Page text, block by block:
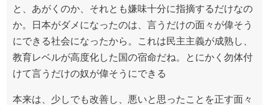
と、あがくのか、それとも嫌味十分に指摘するだけなの
か。日本がダメになったのは、言うだけの面々が偉そう
にできる社会になったから。これは民主主義が成熟し、
教育レベルが高度化した国の宿命だね。とにかく勿体付
けて言うだけの奴が偉そうにできる
本来は、少しでも改善し、悪いと思ったことを正す面々